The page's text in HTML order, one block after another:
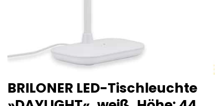
BRILONER LED-Tischleuchte